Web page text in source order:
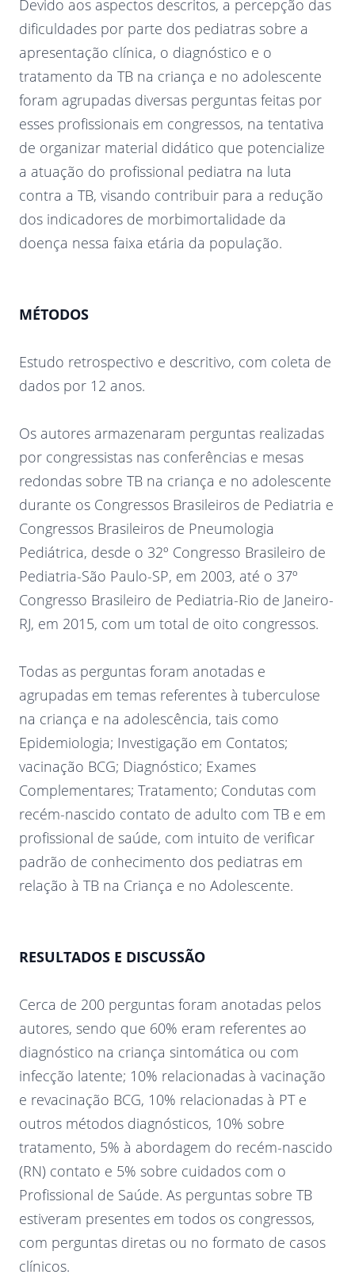
Devido aos aspectos descritos, a percepção das
dificuldades por parte dos pediatras sobre a
apresentação clínica, o diagnóstico e o
tratamento da TB na criança e no adolescente
foram agrupadas diversas perguntas feitas por
esses profissionais em congressos, na tentativa
de organizar material didático que potencialize
a atuação do profissional pediatra na luta
contra a TB, visando contribuir para a redução
dos indicadores de morbimortalidade da
doença nessa faixa etária da população.
MÉTODOS
Estudo retrospectivo e descritivo, com coleta de
dados por 12 anos.
Os autores armazenaram perguntas realizadas
por congressistas nas conferências e mesas
redondas sobre TB na criança e no adolescente
durante os Congressos Brasileiros de Pediatria e
Congressos Brasileiros de Pneumologia
Pediátrica, desde o 32º Congresso Brasileiro de
Pediatria-São Paulo-SP, em 2003, até o 37º
Congresso Brasileiro de Pediatria-Rio de Janeiro-
RJ, em 2015, com um total de oito congressos.
Todas as perguntas foram anotadas e
agrupadas em temas referentes à tuberculose
na criança e na adolescência, tais como
Epidemiologia; Investigação em Contatos;
vacinação BCG; Diagnóstico; Exames
Complementares; Tratamento; Condutas com
recém-nascido contato de adulto com TB e em
profissional de saúde, com intuito de verificar
padrão de conhecimento dos pediatras em
relação à TB na Criança e no Adolescente.
RESULTADOS E DISCUSSÃO
Cerca de 200 perguntas foram anotadas pelos
autores, sendo que 60% eram referentes ao
diagnóstico na criança sintomática ou com
infecção latente; 10% relacionadas à vacinação
e revacinação BCG, 10% relacionadas à PT e
outros métodos diagnósticos, 10% sobre
tratamento, 5% à abordagem do recém-nascido
(RN) contato e 5% sobre cuidados com o
Profissional de Saúde. As perguntas sobre TB
estiveram presentes em todos os congressos,
com perguntas diretas ou no formato de casos
clínicos.